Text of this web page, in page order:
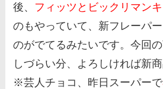
後、 フィッツとビックリマン
のもやっていて、新フレーパー
のがでてるみたいです。今回
しづらい分、よろしければ新
※芸人チョコ、昨日スーパーで